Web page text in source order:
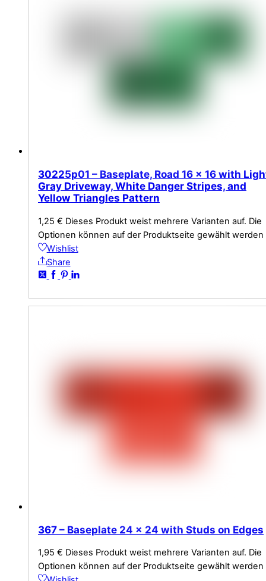
30225p01 – Baseplate, Road 16 x 16 with
Gray Driveway, White Danger Stripes, and
Yellow Triangles Pattern
1,25 € Dieses Produkt weist mehrere Varianten auf. Die
Optionen können auf der Produktseite gewählt werden
Wishlist
Share
367 – Baseplate 24 x 24 with Studs on Edges
1,95 € Dieses Produkt weist mehrere Varianten auf. Die
Optionen können auf der Produktseite gewählt werden